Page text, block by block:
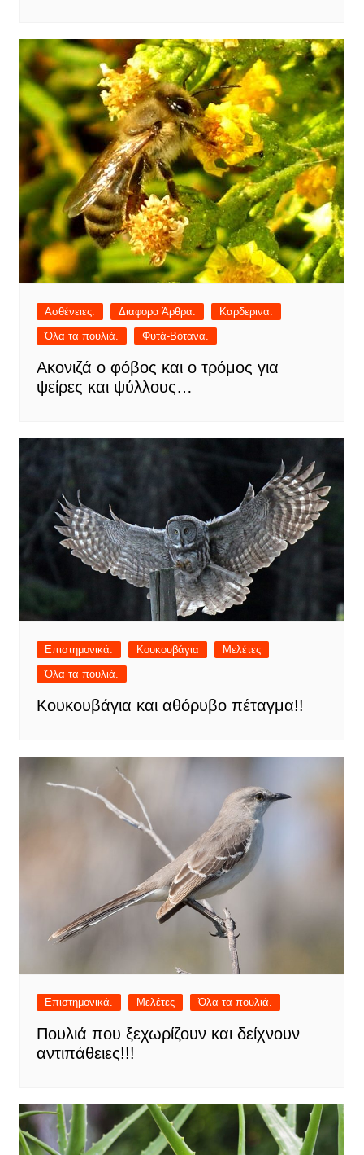
Ασθένειες. Διαφορα Άρθρα.
Καρδερινα.
Όλα τα πουλιά.
Φυτά-Βότανα.
Ακονιζά ο φόβος και ο τρόμος για
ψείρες και ψύλλους…
Επιστημονικά. Κουκουβάγια
Μελέτες
Όλα τα πουλιά.
Κουκουβάγια και αθόρυβο πέταγμα!!
Επιστημονικά. Μελέτες Όλα τα πουλιά.
Πουλιά που ξεχωρίζουν και δείχνουν
αντιπάθειες!!!